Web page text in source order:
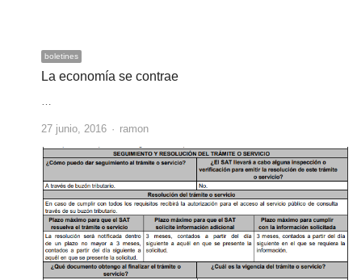
boletines
La economía se contrae
27 junio, 2016 Author
ramon